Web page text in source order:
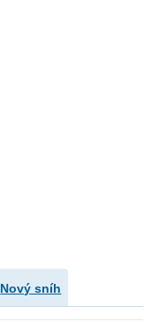
Nový sníh